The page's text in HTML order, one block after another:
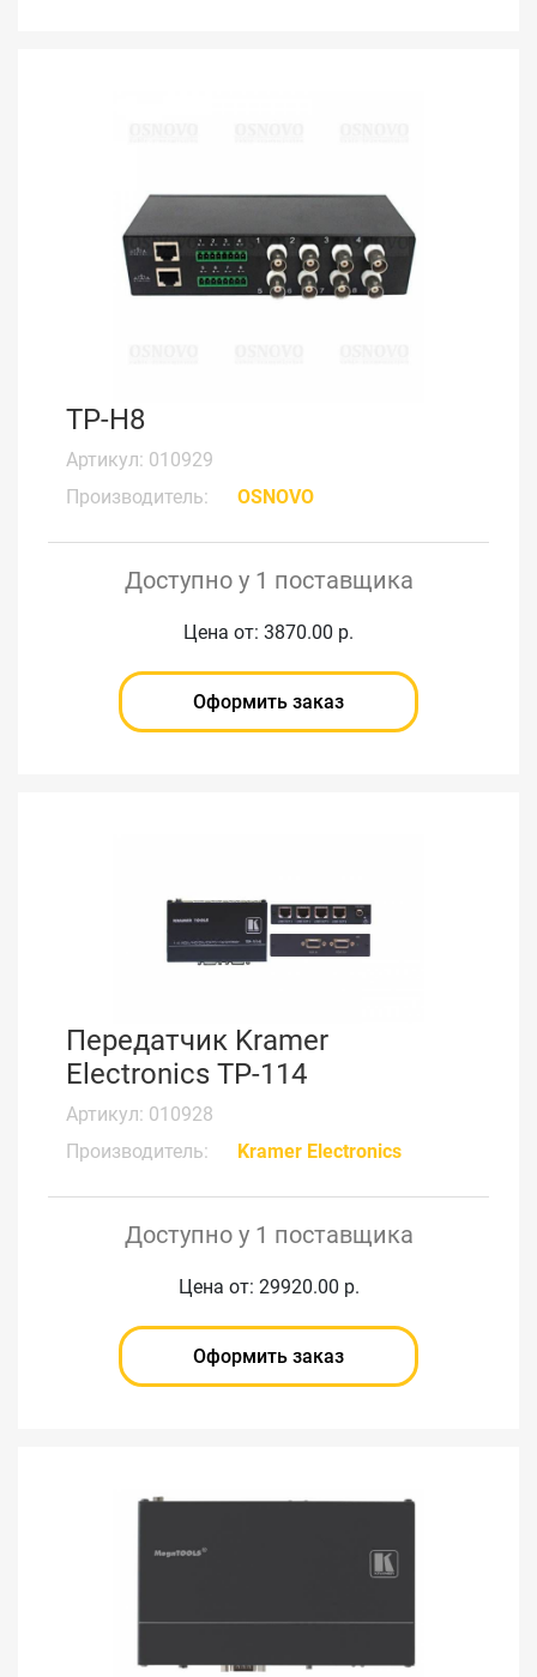
TP-H8
Артикул: 010929
Производитель:
OSNOVO
Доступно у 1 поставщика
Цена от: 3870.00 р.
Оформить заказ
Передатчик Kramer
Electronics TP-114
Артикул: 010928
Производитель:
Kramer Electronics
Доступно у 1 поставщика
Цена от: 29920.00 р.
Оформить заказ